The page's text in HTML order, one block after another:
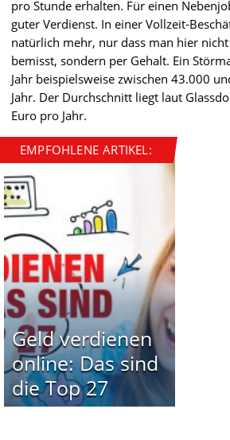
pro Stunde erhalten. Für einen
guter Verdienst. In einer Vollzeit-
natürlich mehr, nur dass man hier
bemisst, sondern per Gehalt. Ein
Jahr beispielsweise zwischen 43.000
Jahr. Der Durchschnitt liegt laut
Euro pro Jahr.
EMPFOHLENE ARTIKEL:
Geld verdienen
online: Das sind
die Top 27